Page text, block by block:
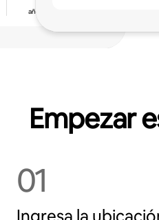
años anfitrionando
Empezar
01